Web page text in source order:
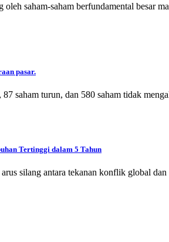
saham-saham berfundamental besar
pasar.
saham turun, dan 580 saham tidak
Tertinggi dalam 5 Tahun
silang antara tekanan konflik global